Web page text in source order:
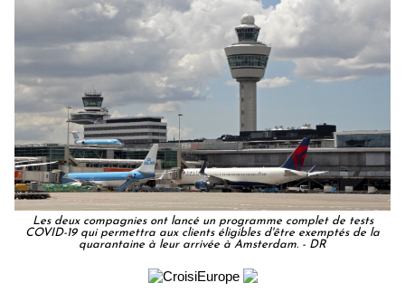
Les deux compagnies ont lancé un programme complet de tests
COVID-19 qui permettra aux clients éligibles d'être exemptés de la
quarantaine à leur arrivée à Amsterdam. - DR